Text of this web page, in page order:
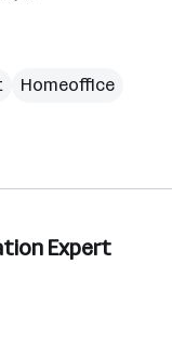
Homeoffice
Expert